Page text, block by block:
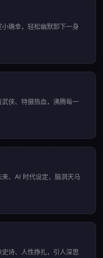
确幸，轻松幽默卸下一身
侠、特摄热血，沸腾每一
、AI 时代设定，脑洞天马
诗、人性挣扎，引人深思